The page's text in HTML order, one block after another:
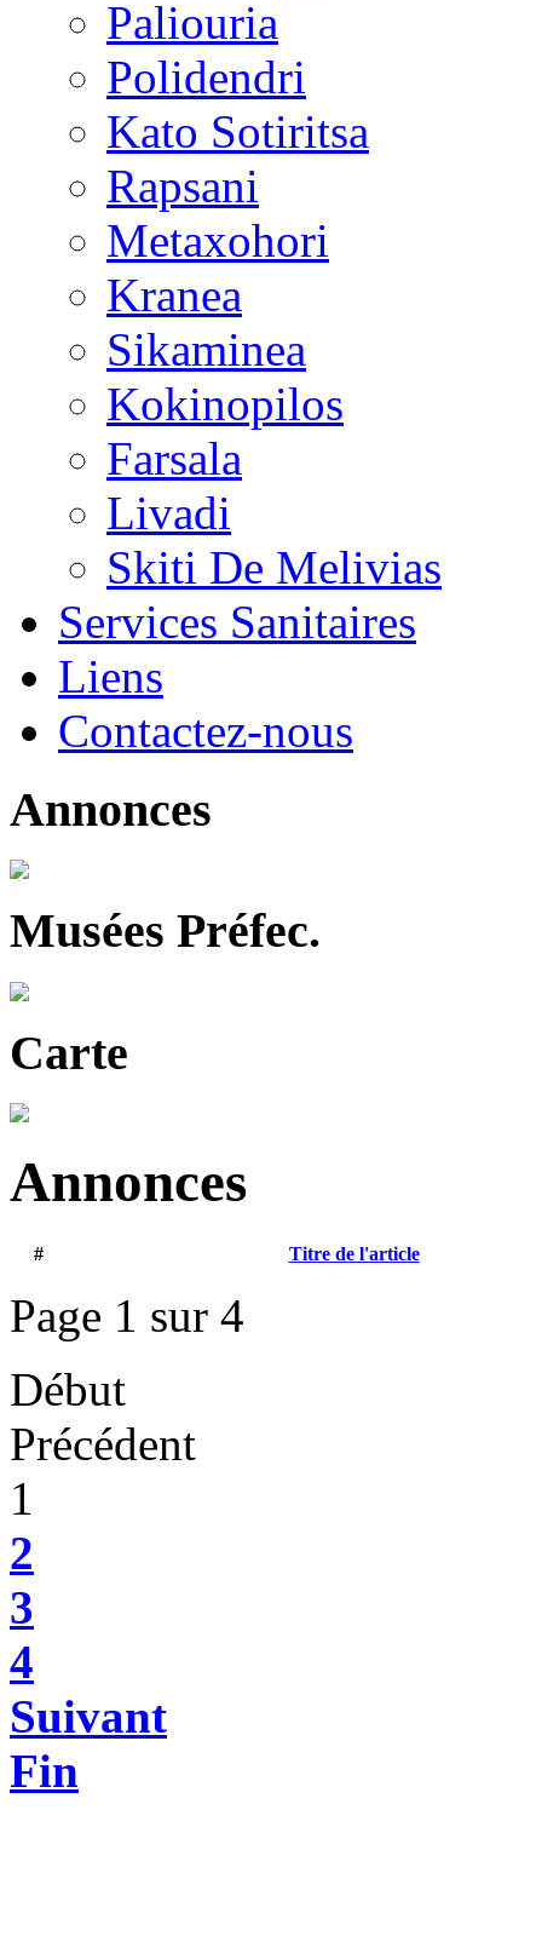
Paliouria
Polidendri
Kato Sotiritsa
Rapsani
Metaxohori
Kranea
Sikaminea
Kokinopilos
Farsala
Livadi
Skiti De Melivias
Services Sanitaires
Liens
Contactez-nous
Annonces
Musées Préfec.
Carte
Annonces
# Titre de l'article
Page 1 sur 4
Début
Précédent
1
2
3
4
Suivant
Fin